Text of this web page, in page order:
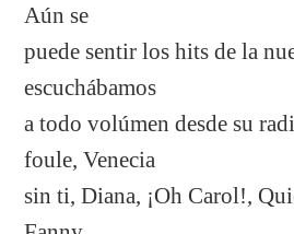
Aún se
puede sentir los hits de la
escuchábamos
a todo volúmen desde su
foule, Venecia
sin ti, Diana, ¡Oh Carol!,